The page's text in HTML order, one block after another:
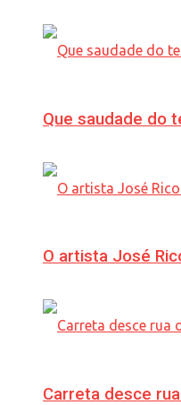
Que saudade do
O artista José
Carreta desce